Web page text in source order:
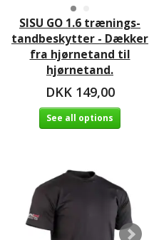
SISU GO 1.6 trænings-
tandbeskytter - Dækker
fra hjørnetand til
hjørnetand.
DKK 149,00
See all options